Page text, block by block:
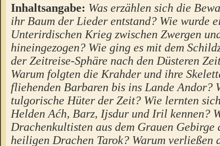
Inhaltsangabe: Was erzählen sich die
ihr Baum der Lieder entstand? Wie wurde
Unterirdischen Krieg zwischen Zwergen
hineingezogen? Wie ging es mit dem
der Zeitreise-Sphäre nach den Düsteren
Warum folgten die Krahder und ihre
fliehenden Barbaren bis ins Lande Andor?
tulgorische Hüter der Zeit? Wie lernten
Helden Aćh, Barz, Ijsdur und Iril kennen?
Drachenkultisten aus dem Grauen Gebirge
heiligen Drachen Tarok? Warum verließen